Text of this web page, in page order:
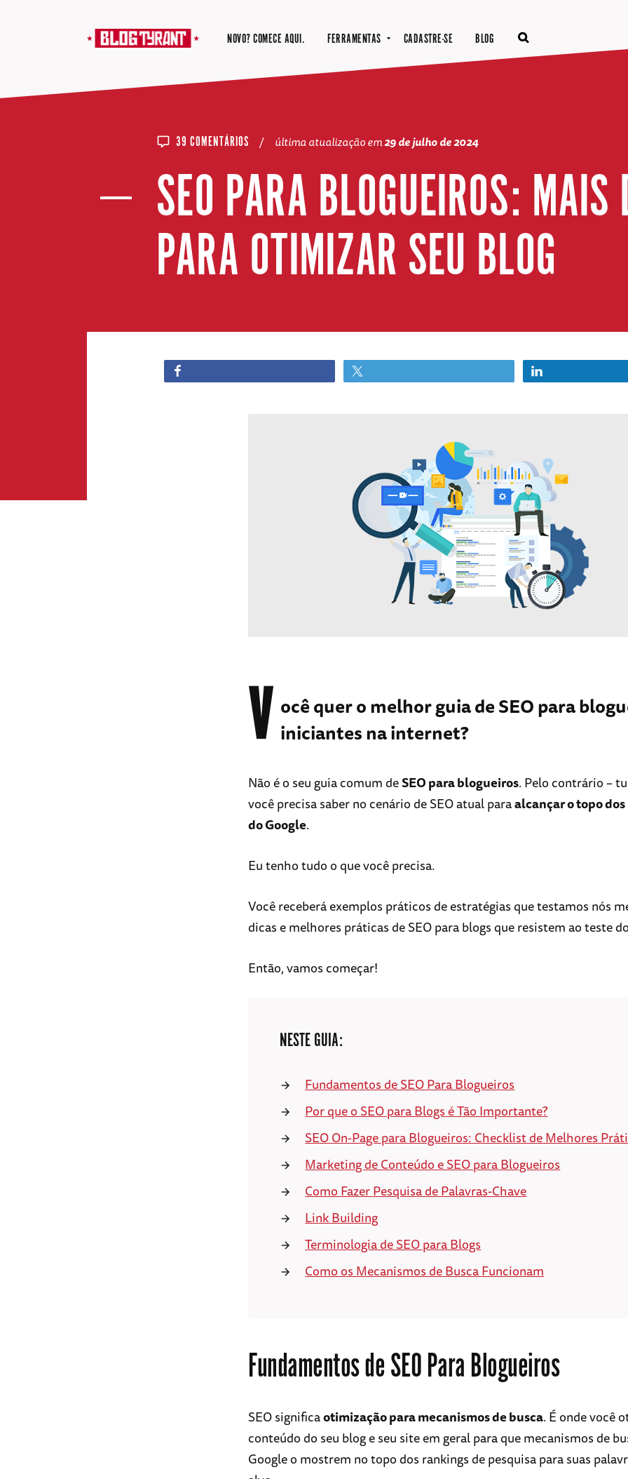
NOVO? COMECE AQUI. FERRAMENTAS CADASTRE-SE BLOG
39 COMENTÁRIOS / última atualização em29 de julho de 2024
SEO PARA BLOGUEIROS:
PARA OTIMIZAR SEU BLOG
V ocê quer o melhor guia de SEO para
iniciantes na internet?
Não é o seu guia comum deSEO para blogueiros. Pelo contrário –
você precisa saber no cenário de SEO atual paraalcançar o topo
do Google.
Eu tenho tudo o que você precisa.
Você receberá exemplos práticos de estratégias que testamos nós
dicas e melhores práticas de SEO para blogs que resistem ao teste
Então, vamos começar!
NESTE GUIA:
Fundamentos de SEO Para Blogueiros
Por que o SEO para Blogs é Tão Importante?
SEO On-Page para Blogueiros: Checklist de Melhores
Marketing de Conteúdo e SEO para Blogueiros
Como Fazer Pesquisa de Palavras-Chave
Link Building
Terminologia de SEO para Blogs
Como os Mecanismos de Busca Funcionam
Fundamentos de SEO Para Blogueiros
SEO significaotimização para mecanismos de busca. É onde você
conteúdo do seu blog e seu site em geral para que mecanismos de
Google o mostrem no topo dos rankings de pesquisa para suas